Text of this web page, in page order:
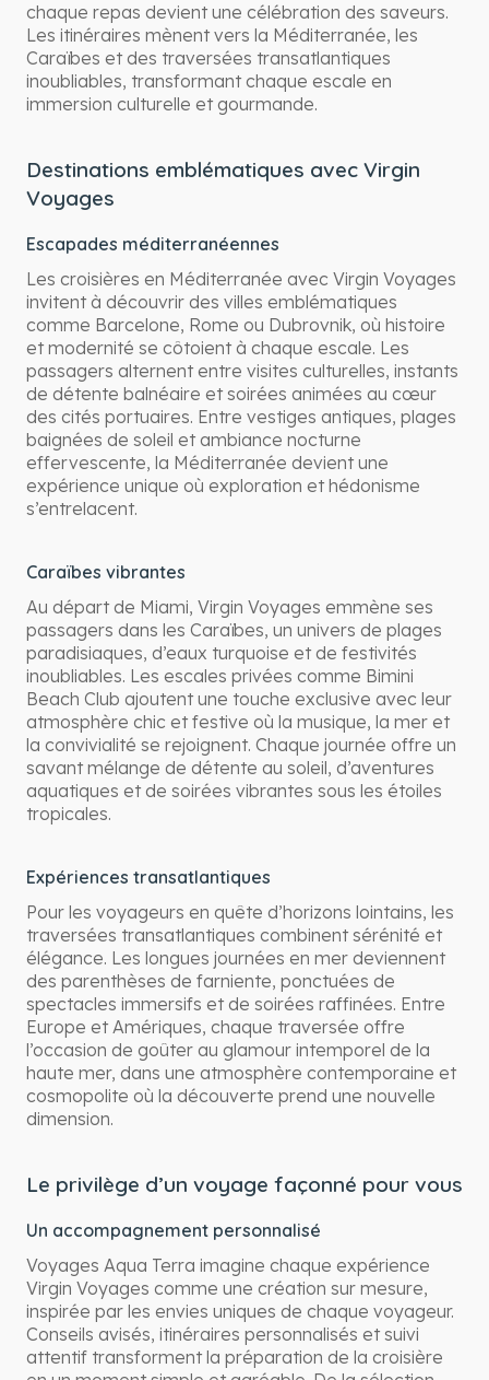
chaque repas devient une célébration des saveurs.
Les itinéraires mènent vers la Méditerranée, les
Caraïbes et des traversées transatlantiques
inoubliables, transformant chaque escale en
immersion culturelle et gourmande.
Destinations emblématiques avec Virgin
Voyages
Escapades méditerranéennes
Les croisières en Méditerranée avec Virgin Voyages
invitent à découvrir des villes emblématiques
comme Barcelone, Rome ou Dubrovnik, où histoire
et modernité se côtoient à chaque escale. Les
passagers alternent entre visites culturelles, instants
de détente balnéaire et soirées animées au cœur
des cités portuaires. Entre vestiges antiques, plages
baignées de soleil et ambiance nocturne
effervescente, la Méditerranée devient une
expérience unique où exploration et hédonisme
s’entrelacent.
Caraïbes vibrantes
Au départ de Miami, Virgin Voyages emmène ses
passagers dans les Caraïbes, un univers de plages
paradisiaques, d’eaux turquoise et de festivités
inoubliables. Les escales privées comme Bimini
Beach Club ajoutent une touche exclusive avec leur
atmosphère chic et festive où la musique, la mer et
la convivialité se rejoignent. Chaque journée offre un
savant mélange de détente au soleil, d’aventures
aquatiques et de soirées vibrantes sous les étoiles
tropicales.
Expériences transatlantiques
Pour les voyageurs en quête d’horizons lointains, les
traversées transatlantiques combinent sérénité et
élégance. Les longues journées en mer deviennent
des parenthèses de farniente, ponctuées de
spectacles immersifs et de soirées raffinées. Entre
Europe et Amériques, chaque traversée offre
l’occasion de goûter au glamour intemporel de la
haute mer, dans une atmosphère contemporaine et
cosmopolite où la découverte prend une nouvelle
dimension.
Le privilège d’un voyage façonné pour vous
Un accompagnement personnalisé
Voyages Aqua Terra imagine chaque expérience
Virgin Voyages comme une création sur mesure,
inspirée par les envies uniques de chaque voyageur.
Conseils avisés, itinéraires personnalisés et suivi
attentif transforment la préparation de la croisière